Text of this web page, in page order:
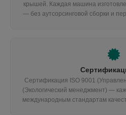
крышей. Каждая машина
— без аутсорсинговой сборки и
Сертификация ISO 9001
(Экологический менеджмент) —
международным стандартам